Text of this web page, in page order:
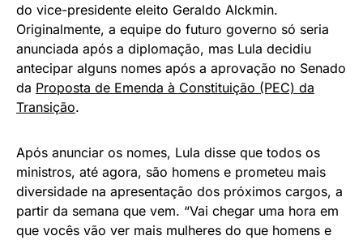
do vice-presidente eleito Geraldo Alckmin.
Originalmente, a equipe do futuro governo só seria
anunciada após a diplomação, mas Lula decidiu
antecipar alguns nomes após a aprovação no Senado
da Proposta de Emenda à Constituição (PEC) da
Transição.
Após anunciar os nomes, Lula disse que todos os
ministros, até agora, são homens e prometeu mais
diversidade na apresentação dos próximos cargos, a
partir da semana que vem. “Vai chegar uma hora em
que vocês vão ver mais mulheres do que homens e